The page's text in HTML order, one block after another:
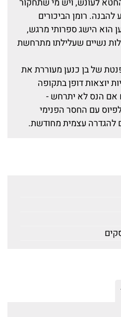
לעונש, ויש מי שתחקור
רומן הביכורים
הוא הישג ספרותי מרגש,
נשיים שעלילתו מתרחשת
של בן כנען מעוררת את
יוצאות דופן בתקופה
אם הנס לא יתרחש -
עם החסר הפנימי
להגדרה עצמית מחודשת.